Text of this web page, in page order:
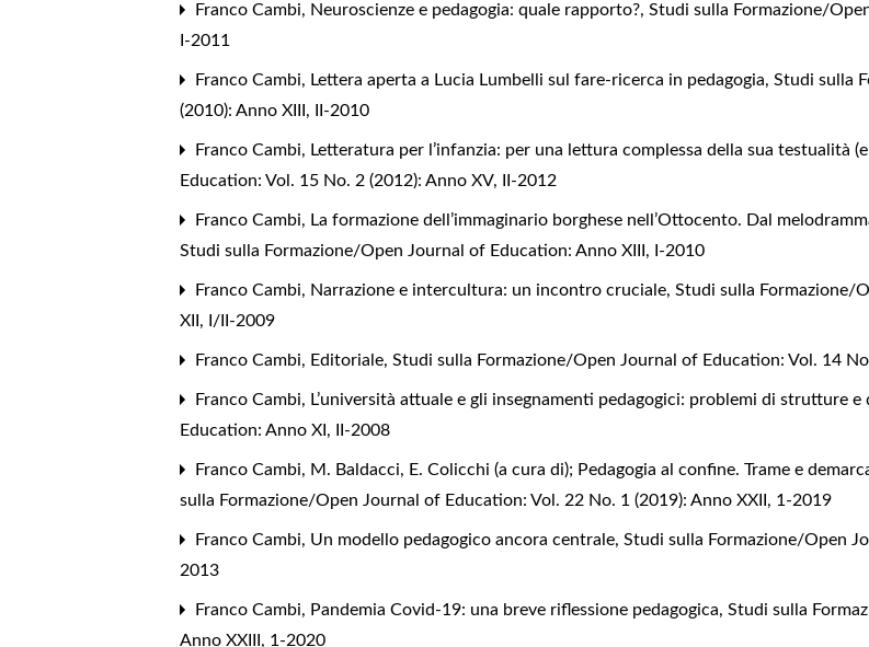
Franco Cambi, Neuroscienze e pedagogia: quale rapporto?,Studi sulla Formazione/
I-2011
Franco Cambi, Lettera aperta a Lucia Lumbelli sul fare-ricerca in pedagogia,Studi sulla
(2010): Anno XIII, II-2010
Franco Cambi, Letteratura per l’infanzia: per una lettura complessa della sua testualità
Education: Vol. 15 No. 2 (2012): Anno XV, II-2012
Franco Cambi, La formazione dell’immaginario borghese nell’Ottocento. Dal
Studi sulla Formazione/Open Journal of Education: Anno XIII, I-2010
Franco Cambi, Narrazione e intercultura: un incontro cruciale,Studi sulla Formazione/
XII, I/II-2009
Franco Cambi, Editoriale,Studi sulla Formazione/Open Journal of Education: Vol. 14
Franco Cambi, L’università attuale e gli insegnamenti pedagogici: problemi di strutture
Education: Anno XI, II-2008
Franco Cambi, M. Baldacci, E. Colicchi (a cura di); Pedagogia al confine. Trame e
sulla Formazione/Open Journal of Education: Vol. 22 No. 1 (2019): Anno XXII, 1-2019
Franco Cambi, Un modello pedagogico ancora centrale,Studi sulla Formazione/Open
2013
Franco Cambi, Pandemia Covid-19: una breve riflessione pedagogica,Studi sulla
Anno XXIII, 1-2020